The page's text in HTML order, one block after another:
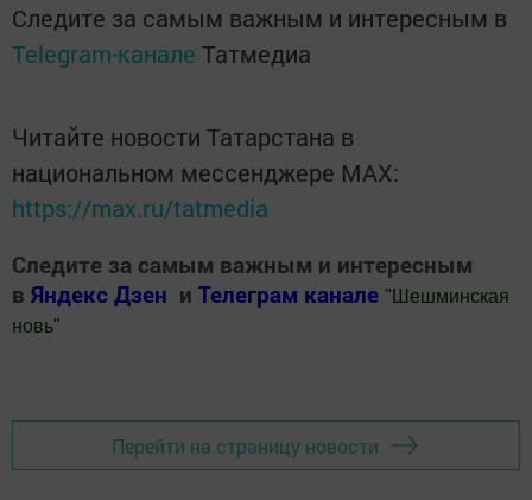
Следите за самым важным и интересным в
Telegram-канале Татмедиа
Читайте новости Татарстана в
национальном мессенджере MАХ:
https://max.ru/tatmedia
Следите за самым важным и интересным
в Яндекс Дзен и Телеграм канале " Шешминская
новь"
Перейти на страницу новости